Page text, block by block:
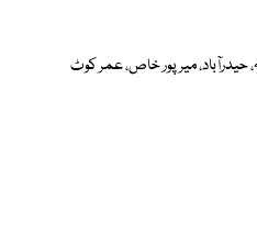
میرپور خاص، عمر کوٹ